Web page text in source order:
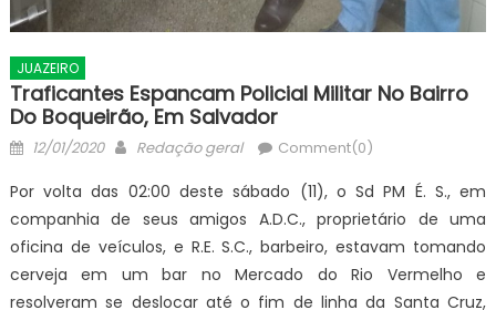
JUAZEIRO
Traficantes Espancam Policial Militar No Bairro
Do Boqueirão, Em Salvador
Posted
12/01/2020 Author
Redação geral Comment(0)
Por volta das 02:00 deste sábado (11), o Sd PM É. S., em
companhia de seus amigos A.D.C., proprietário de uma
oficina de veículos, e R.E. S.C., barbeiro, estavam tomando
cerveja em um bar no Mercado do Rio Vermelho e
resolveram se deslocar até o fim de linha da Santa Cruz,